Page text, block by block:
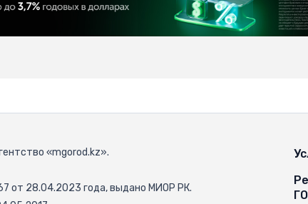
«mgorod.kz».
от 28.04.2023 года, выдано МИОР РК.